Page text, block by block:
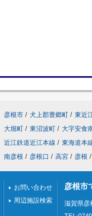
彦根市 / 犬上郡豊郷町 / 東近
大堀町 / 東沼波町 / 大字安食
近江鉄道近江本線 / 東海道本
南彦根 / 彦根口 / 高宮 / 彦根 /
お問い合わせ
周辺施設検索
彦根市
滋賀県彦